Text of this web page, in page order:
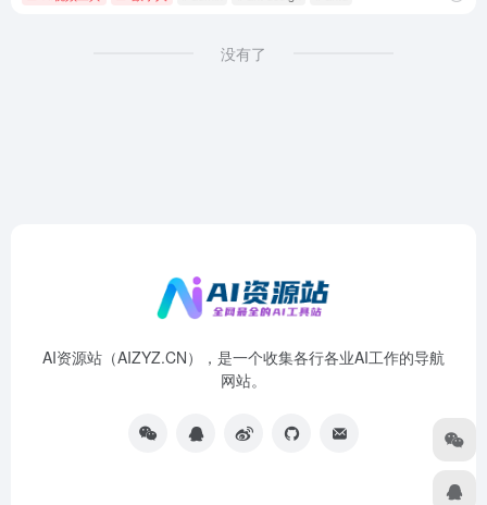
没有了
AI资源站（AIZYZ.CN），是一个收集各行各业AI工作的导航
网站。